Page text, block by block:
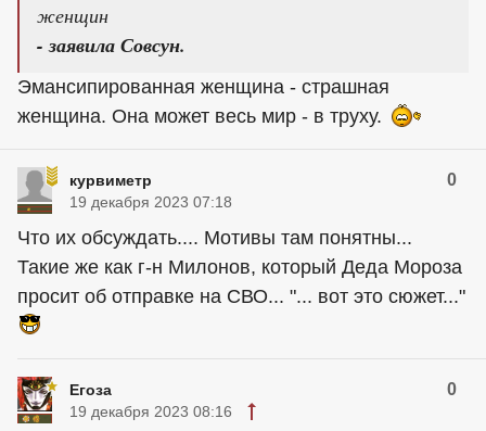
женщин
- заявила Совсун.
Эмансипированная женщина - страшная
женщина. Она может весь мир - в труху.
курвиметр 0
19 декабря 2023 07:18
Что их обсуждать.... Мотивы там понятны...
Такие же как г-н Милонов, который Деда Мороза
просит об отправке на СВО... "... вот это сюжет..."
Егоза 0
19 декабря 2023 08:16